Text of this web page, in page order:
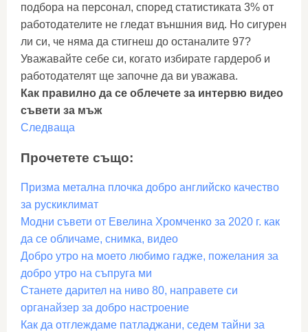
подбора на персонал, според статистиката 3% от
работодателите не гледат външния вид. Но сигурен
ли си, че няма да стигнеш до останалите 97?
Уважавайте себе си, когато избирате гардероб и
работодателят ще започне да ви уважава.
Как правилно да се облечете за интервю видео
съвети за мъж
Следваща
Прочетете също:
Призма метална плочка добро английско качество
за рускиклимат
Модни съвети от Евелина Хромченко за 2020 г. как
да се обличаме, снимка, видео
Добро утро на моето любимо гадже, пожелания за
добро утро на съпруга ми
Станете дарител на ниво 80, направете си
органайзер за добро настроение
Как да отглеждаме патладжани, седем тайни за